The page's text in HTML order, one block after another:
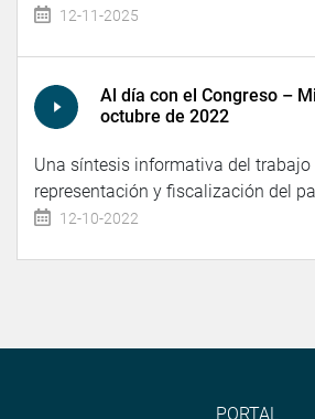
12-11-2025
Al día con el Congreso –
octubre de 2022
Una síntesis informativa del
representación y fiscalización del
12-10-2022
PORTAL